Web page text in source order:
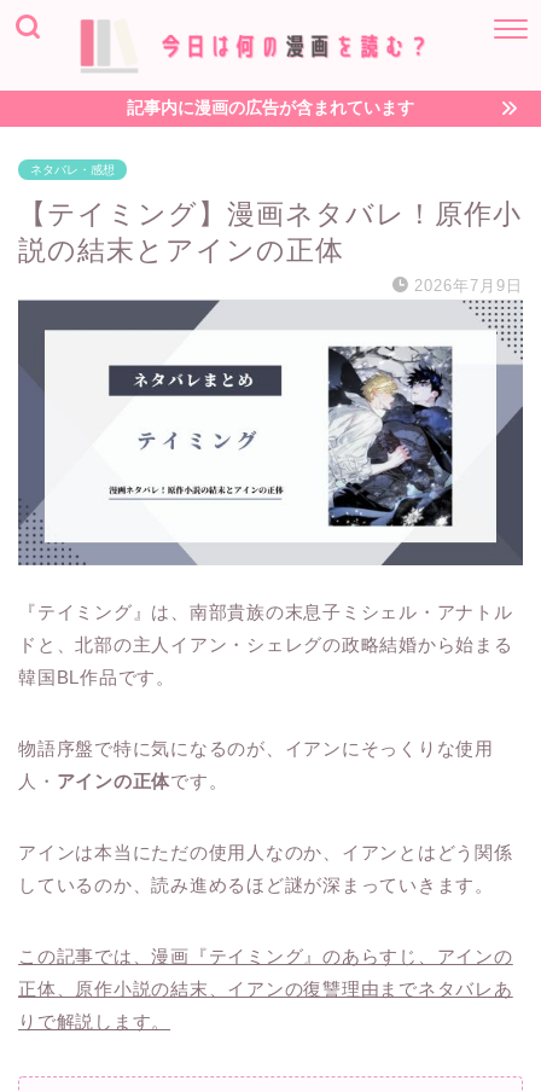
記事内に漫画の広告が含まれています
ネタバレ・感想
【テイミング】漫画ネタバレ！原作小
説の結末とアインの正体
2026年7月9日
『テイミング』は、南部貴族の末息子ミシェル・アナトル
ドと、北部の主人イアン・シェレグの政略結婚から始まる
韓国BL作品です。
物語序盤で特に気になるのが、イアンにそっくりな使用
人・ アインの正体です。
アインは本当にただの使用人なのか、イアンとはどう関係
しているのか、読み進めるほど謎が深まっていきます。
この記事では、漫画『テイミング』のあらすじ、アインの
正体、原作小説の結末、イアンの復讐理由までネタバレあ
りで解説します。